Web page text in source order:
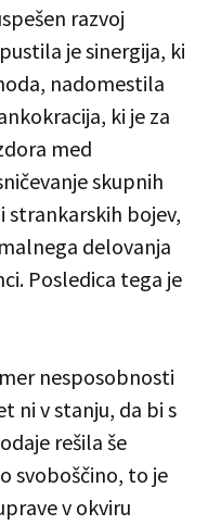
razvoj
je sinergija, ki
nadomestila
ki je za
med
skupnih
strankarskih bojev,
delovanja
Posledica tega je
nesposobnosti
ni v stanju, da bi s
rešila še
svoboščino, to je
v okviru